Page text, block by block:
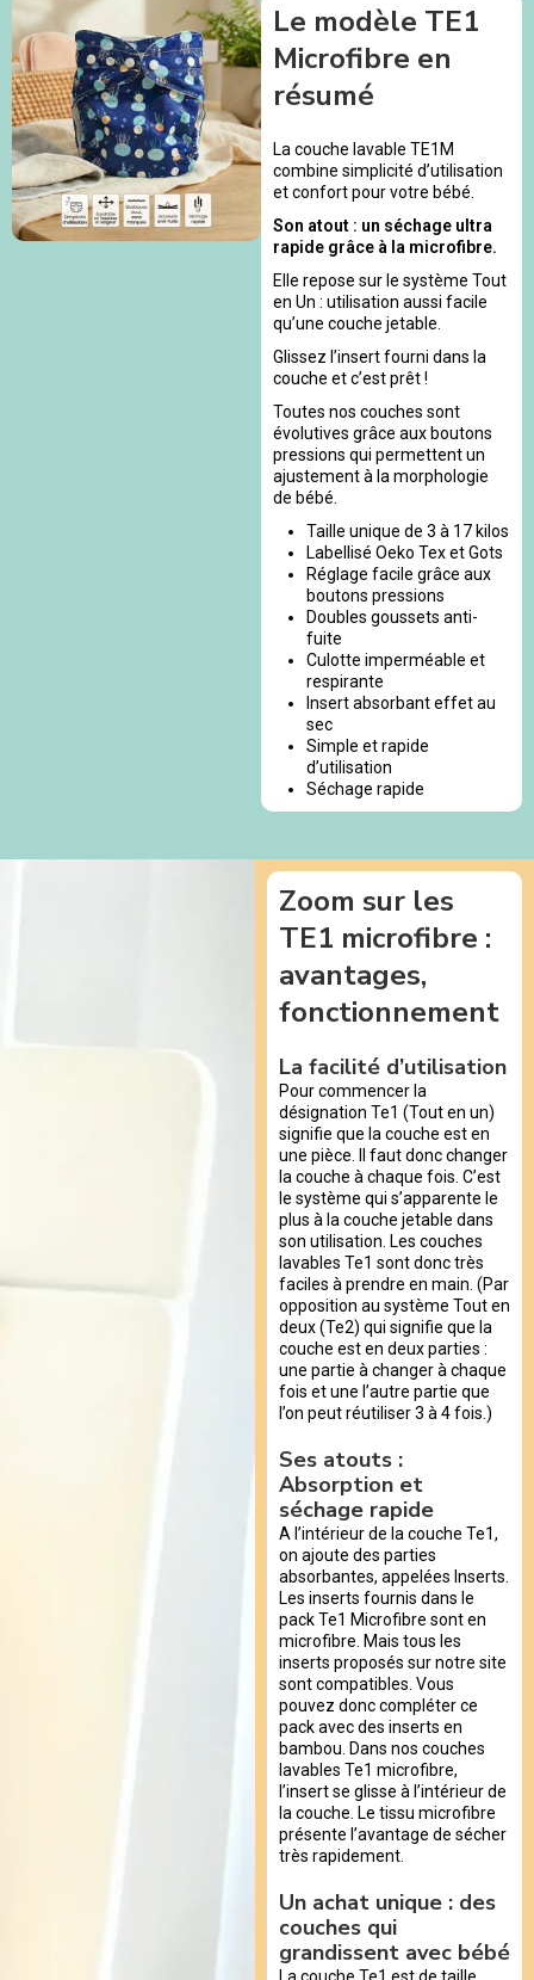
Le modèle TE1
Microfibre en
résumé
La couche lavable TE1M
combine simplicité d’utilisation
et confort pour votre bébé.
Son atout : un séchage ultra
rapide grâce à la microfibre.
Elle repose sur le système Tout
en Un : utilisation aussi facile
qu’une couche jetable.
Glissez l’insert fourni dans la
couche et c’est prêt !
Toutes nos couches sont
évolutives grâce aux boutons
pressions qui permettent un
ajustement à la morphologie
de bébé.
Taille unique de 3 à 17 kilos
Labellisé Oeko Tex et Gots
Réglage facile grâce aux
boutons pressions
Doubles goussets anti-
fuite
Culotte imperméable et
respirante
Insert absorbant effet au
sec
Simple et rapide
d’utilisation
Séchage rapide
Zoom sur les
TE1 microfibre :
avantages,
fonctionnement
La facilité d’utilisation
Pour commencer la
désignation Te1 (Tout en un)
signifie que la couche est en
une pièce. Il faut donc changer
la couche à chaque fois. C’est
le système qui s’apparente le
plus à la couche jetable dans
son utilisation. Les couches
lavables Te1 sont donc très
faciles à prendre en main. (Par
opposition au système Tout en
deux (Te2) qui signifie que la
couche est en deux parties :
une partie à changer à chaque
fois et une l’autre partie que
l’on peut réutiliser 3 à 4 fois.)
Ses atouts :
Absorption et
séchage rapide
A l’intérieur de la couche Te1,
on ajoute des parties
absorbantes, appelées Inserts.
Les inserts fournis dans le
pack Te1 Microfibre sont en
microfibre. Mais tous les
inserts proposés sur notre site
sont compatibles. Vous
pouvez donc compléter ce
pack avec des inserts en
bambou. Dans nos couches
lavables Te1 microfibre,
l’insert se glisse à l’intérieur de
la couche. Le tissu microfibre
présente l’avantage de sécher
très rapidement.
Un achat unique : des
couches qui
grandissent avec bébé
La couche Te1 est de taille